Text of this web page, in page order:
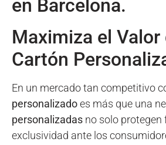
en Barcelona.
Maximiza el
Cartón
En un mercado tan competitivo
personalizadoes más que una
personalizadas no solo protegen
exclusividad ante los